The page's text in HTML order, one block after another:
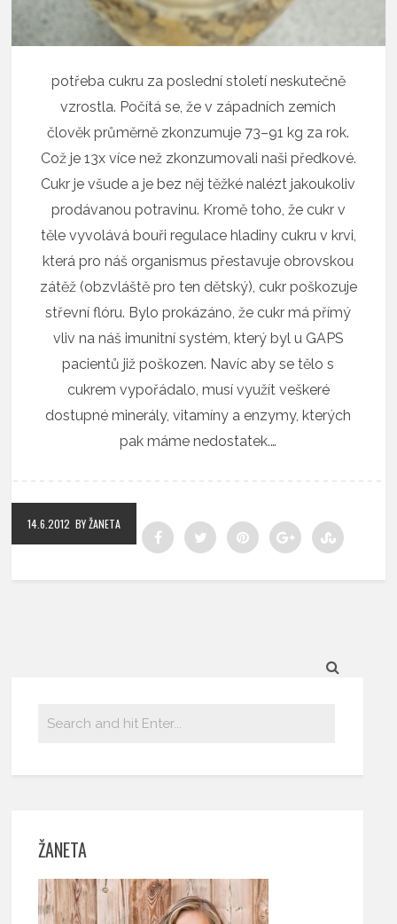
potřeba cukru za poslední století neskutečně
vzrostla. Počítá se, že v západních zemích
člověk průměrně zkonzumuje 73–91 kg za rok.
Což je 13x více než zkonzumovali naši předkové.
Cukr je všude a je bez něj těžké nalézt jakoukoliv
prodávanou potravinu. Kromě toho, že cukr v
těle vyvolává bouři regulace hladiny cukru v krvi,
která pro náš organismus přestavuje obrovskou
zátěž (obzvláště pro ten dětský), cukr poškozuje
střevní flóru. Bylo prokázáno, že cukr má přímý
vliv na náš imunitní systém, který byl u GAPS
pacientů již poškozen. Navíc aby se tělo s
cukrem vypořádalo, musí využít veškeré
dostupné minerály, vitamíny a enzymy, kterých
pak máme nedostatek.…
14.6.2012 BY ŽANETA
ŽANETA